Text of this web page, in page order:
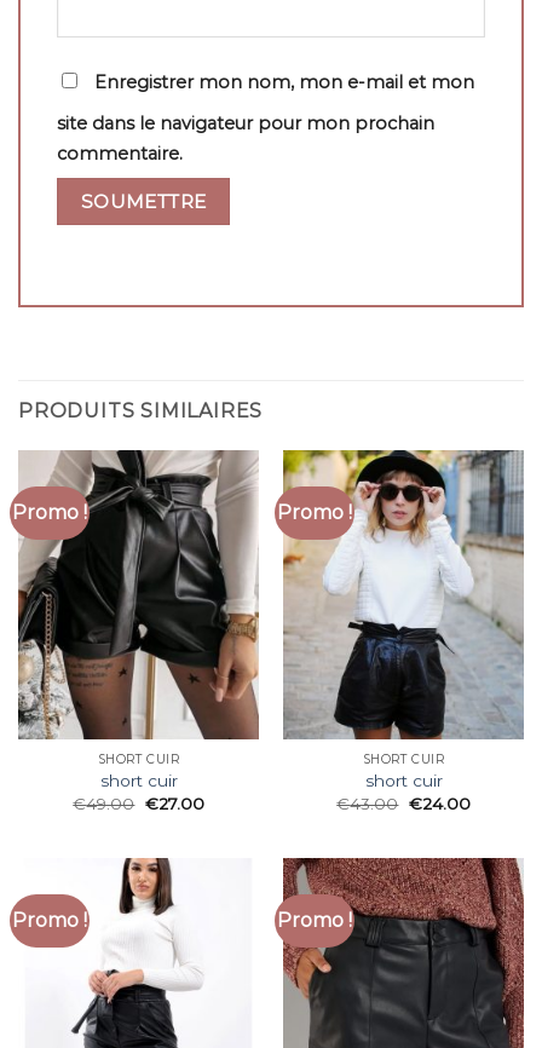
Enregistrer mon nom, mon e-mail et mon
site dans le navigateur pour mon prochain
commentaire.
PRODUITS SIMILAIRES
Promo !
SHORT CUIR
short cuir
€49.00 €27.00
Promo !
SHORT CUIR
short cuir
€43.00 €24.00
Promo ! Promo !